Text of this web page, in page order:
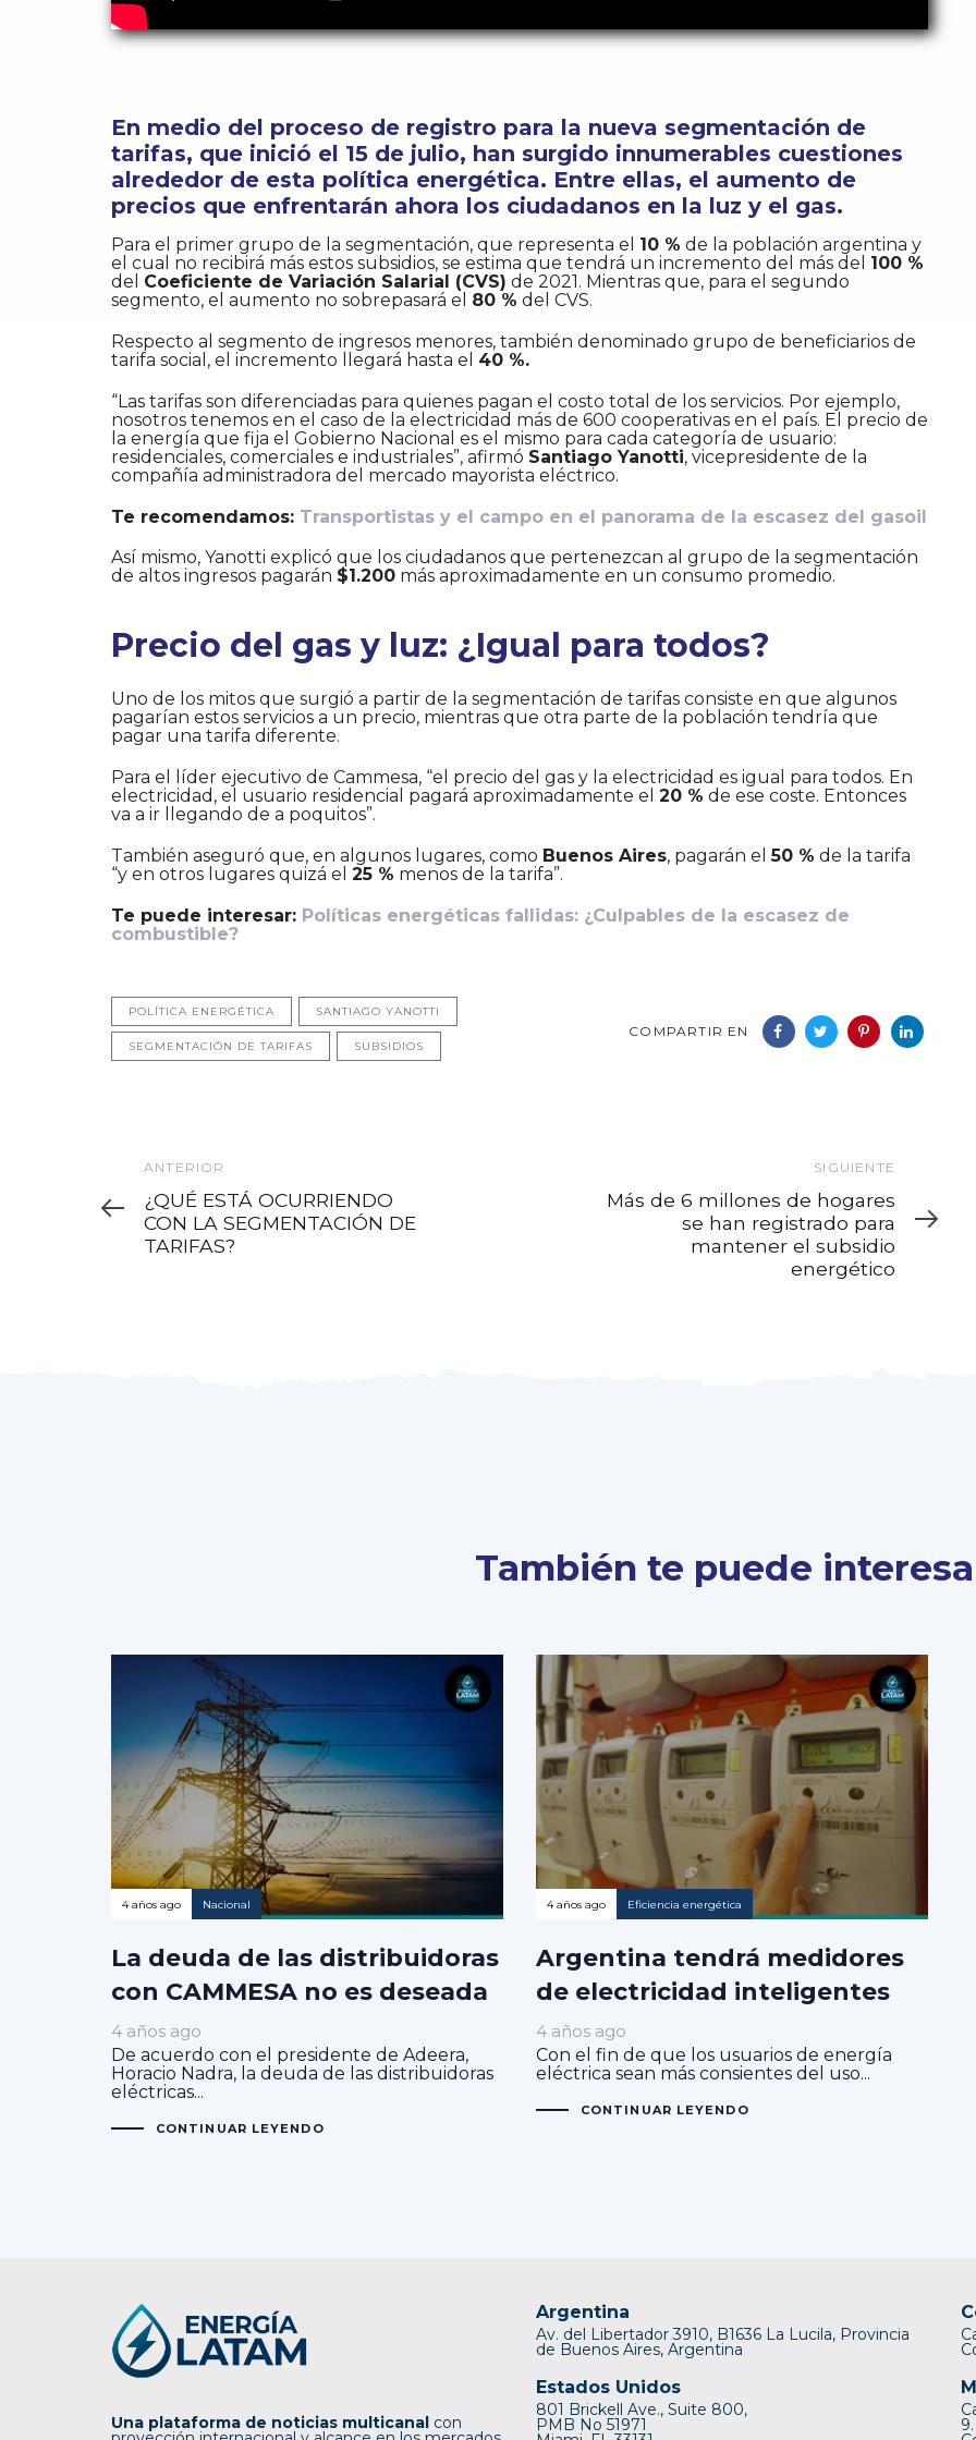
En medio del proceso de registro para la nueva segmentación de
tarifas, que inició el 15 de julio, han surgido innumerables cuestiones
alrededor de esta política energética. Entre ellas, el aumento de
precios que enfrentarán ahora los ciudadanos en la luz y el gas.
Para el primer grupo de la segmentación, que representa el 10 % de la población argentina y
el cual no recibirá más estos subsidios, se estima que tendrá un incremento del más del 100 %
del Coeficiente de Variación Salarial (CVS) de 2021. Mientras que, para el segundo
segmento, el aumento no sobrepasará el 80 % del CVS.
Respecto al segmento de ingresos menores, también denominado grupo de beneficiarios de
tarifa social, el incremento llegará hasta el 40 %.
“Las tarifas son diferenciadas para quienes pagan el costo total de los servicios. Por ejemplo,
nosotros tenemos en el caso de la electricidad más de 600 cooperativas en el país. El precio de
la energía que fija el Gobierno Nacional es el mismo para cada categoría de usuario:
residenciales, comerciales e industriales”, afirmó Santiago Yanotti, vicepresidente de la
compañía administradora del mercado mayorista eléctrico.
Te recomendamos: Transportistas y el campo en el panorama de la escasez del gasoil
Así mismo, Yanotti explicó que los ciudadanos que pertenezcan al grupo de la segmentación
de altos ingresos pagarán $1.200 más aproximadamente en un consumo promedio.
Precio del gas y luz: ¿Igual para todos?
Uno de los mitos que surgió a partir de la segmentación de tarifas consiste en que algunos
pagarían estos servicios a un precio, mientras que otra parte de la población tendría que
pagar una tarifa diferente.
Para el líder ejecutivo de Cammesa, “el precio del gas y la electricidad es igual para todos. En
electricidad, el usuario residencial pagará aproximadamente el 20 % de ese coste. Entonces
va a ir llegando de a poquitos”.
También aseguró que, en algunos lugares, como Buenos Aires, pagarán el50 % de la tarifa
“y en otros lugares quizá el 25 % menos de la tarifa”.
Te puede interesar: Políticas energéticas fallidas: ¿Culpables de la escasez de
combustible?
POLÍTICA ENERGÉTICA SANTIAGO YANOTTI
SEGMENTACIÓN DE TARIFAS SUBSIDIOS
COMPARTIR EN
Anterior
ANTERIOR
¿QUÉ ESTÁ OCURRIENDO
CON LA SEGMENTACIÓN DE
TARIFAS?
SIGUIENTE
Más de 6 millones de hogares
se han registrado para
mantener el subsidio
energético
También te puede
4 años ago Nacional
La deuda de las distribuidoras
con CAMMESA no es deseada
4 años ago
De acuerdo con el presidente de Adeera,
Horacio Nadra, la deuda de las distribuidoras
eléctricas...
CONTINUAR LEYENDO
4 años ago Eficiencia energética
Argentina tendrá medidores
de electricidad inteligentes
4 años ago
Con el fin de que los usuarios de energía
eléctrica sean más consientes del uso...
CONTINUAR LEYENDO
Una plataforma de noticias multicanal con
Argentina
Av. del Libertador 3910, B1636 La Lucila, Provincia
de Buenos Aires, Argentina
Estados Unidos
801 Brickell Ave., Suite 800,
PMB No 51971 9.